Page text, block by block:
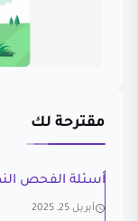
مقترحة لك
أسئلة الفحص
أبريل 25, 2025